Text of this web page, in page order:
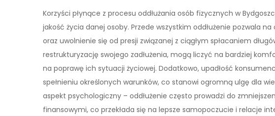
Korzyści płynące z procesu oddłużania osób fizycznych w
jakość życia danej osoby. Przede wszystkim oddłużenie pozwala
oraz uwolnienie się od presji związanej z ciągłym spłacaniem
restrukturyzację swojego zadłużenia, mogą liczyć na bardziej
na poprawę ich sytuacji życiowej. Dodatkowo, upadłość
spełnieniu określonych warunków, co stanowi ogromną ulgę dla
aspekt psychologiczny – oddłużenie często prowadzi do
finansowymi, co przekłada się na lepsze samopoczucie i relacje